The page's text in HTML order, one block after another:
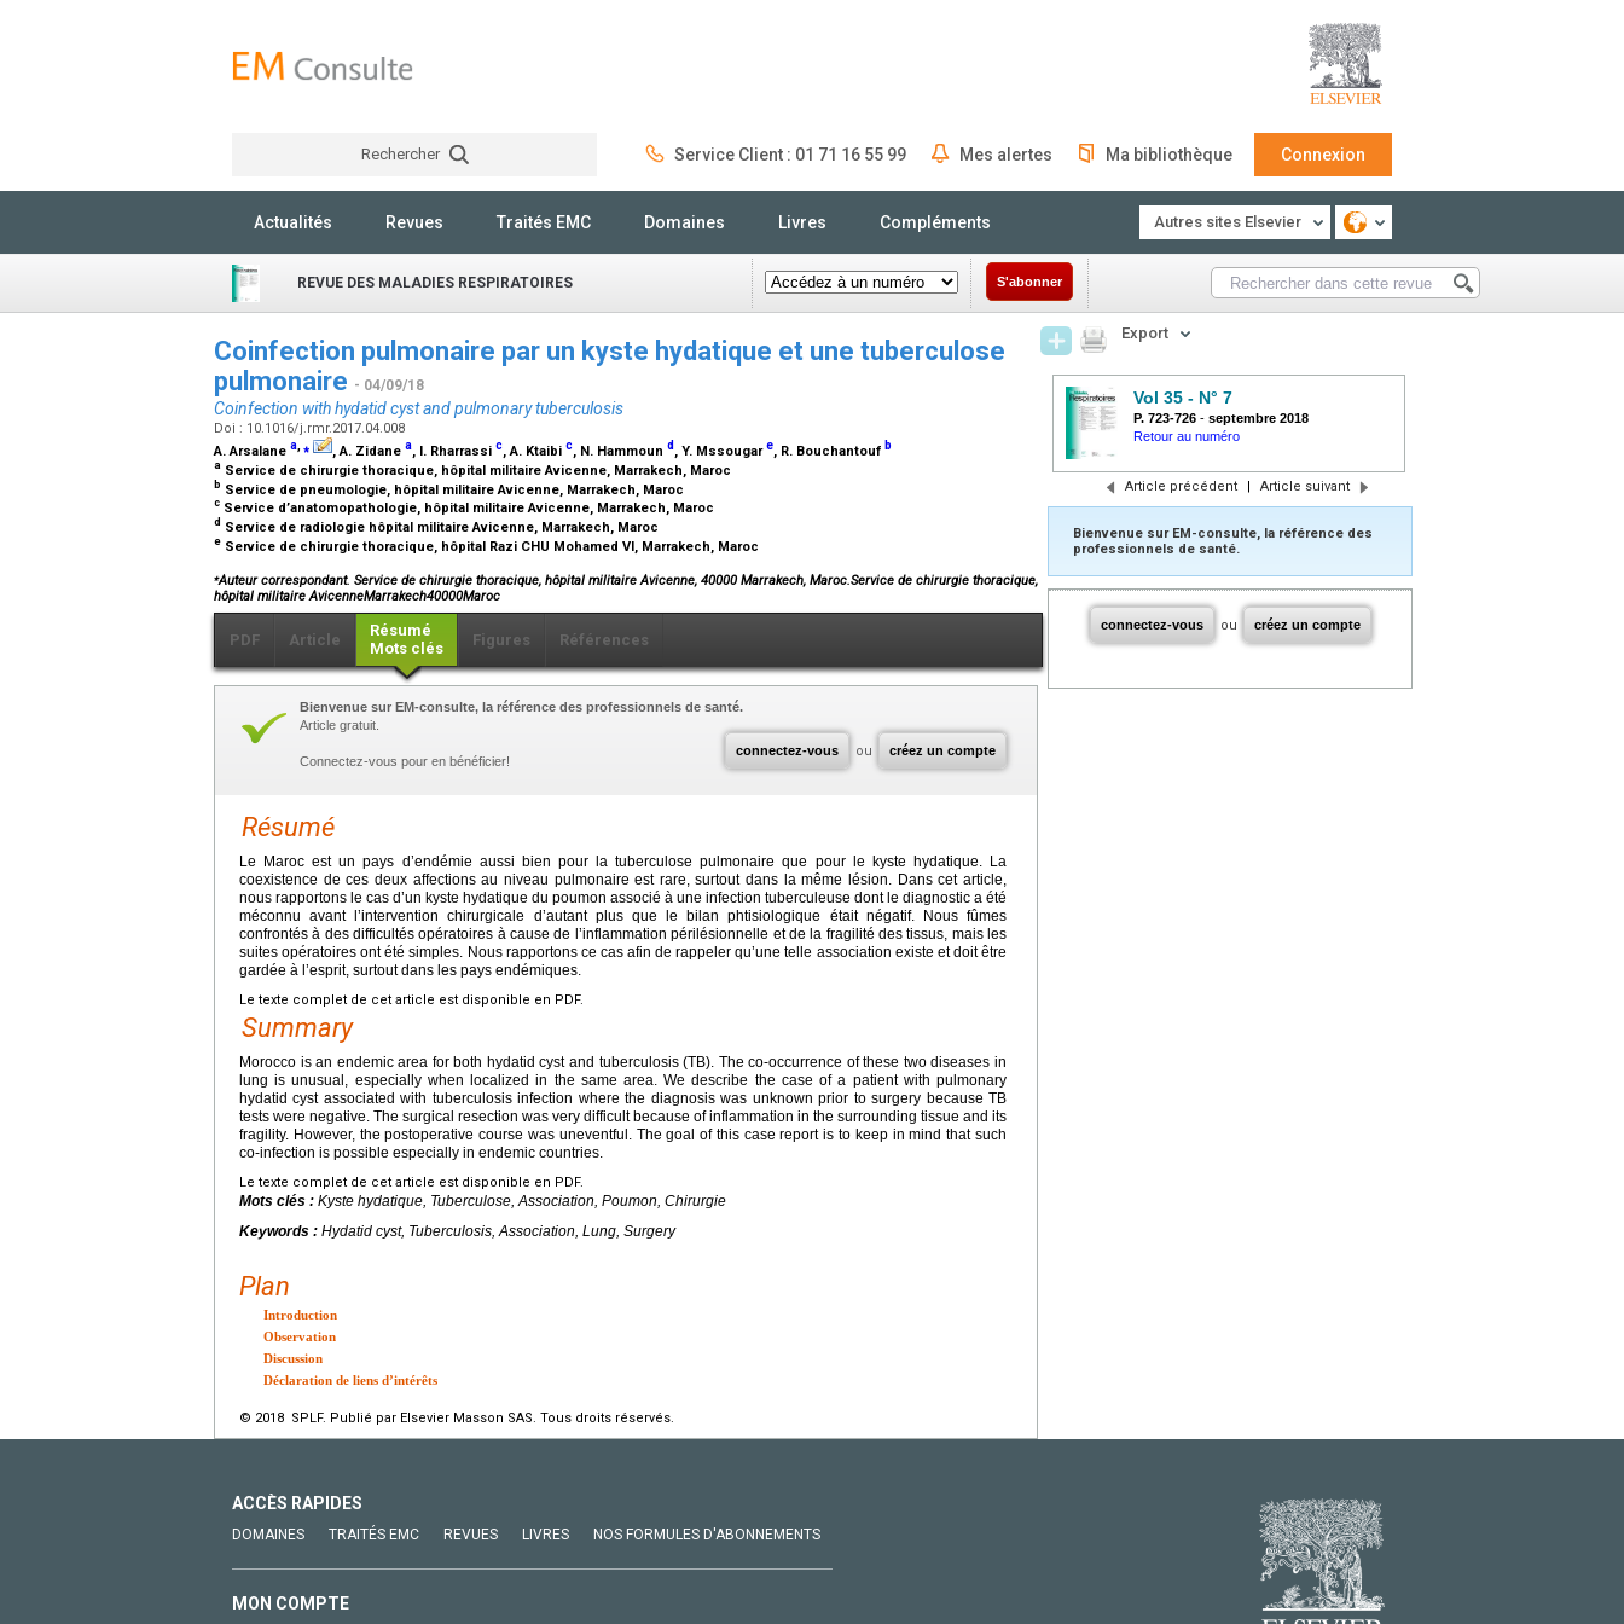
Rechercher Service Client : 01 71 16 55 99 Mes alertes Ma bibliothèque Connexion
Actualités Revues Traités EMC Domaines Livres Compléments Autres sites Elsevier
REVUE DES MALADIES RESPIRATOIRES S'abonner
Coinfection pulmonaire par un kyste hydatique et une tuberculose
pulmonaire - 04/09/18
Coinfection with hydatid cyst and pulmonary tuberculosis
Doi : 10.1016/j.rmr.2017.04.008
A. Arsalane a,⁎ , A. Zidane a, I. Rharrassi c, A. Ktaibi c, N. Hammoun d , Y. Mssougare, R. Bouchantouf b
a Service de chirurgie thoracique, hôpital militaire Avicenne, Marrakech, Maroc
b Service de pneumologie, hôpital militaire Avicenne, Marrakech, Maroc
c Service d’anatomopathologie, hôpital militaire Avicenne, Marrakech, Maroc
d Service de radiologie hôpital militaire Avicenne, Marrakech, Maroc
e Service de chirurgie thoracique, hôpital Razi CHU Mohamed VI, Marrakech, Maroc
⁎Auteur correspondant. Service de chirurgie thoracique, hôpital militaire Avicenne, 40000 Marrakech, Maroc.Service de chirurgie thoracique,
hôpital militaire AvicenneMarrakech40000Maroc
PDF Article
Résumé
Mots clés
Figures Références
connectez-vous ou créez un compte
Bienvenue sur EM-consulte, la référence des professionnels de santé.
Article gratuit.
Connectez-vous pour en bénéficier!
Résumé
Le Maroc est un pays d’endémie aussi bien pour la tuberculose pulmonaire que pour le kyste hydatique. La
coexistence de ces deux affections au niveau pulmonaire est rare, surtout dans la même lésion. Dans cet article,
nous rapportons le cas d’un kyste hydatique du poumon associé à une infection tuberculeuse dont le diagnostic a été
méconnu avant l’intervention chirurgicale d’autant plus que le bilan phtisiologique était négatif. Nous fûmes
confrontés à des difficultés opératoires à cause de l’inflammation périlésionnelle et de la fragilité des tissus, mais les
suites opératoires ont été simples. Nous rapportons ce cas afin de rappeler qu’une telle association existe et doit être
gardée à l’esprit, surtout dans les pays endémiques.
Le texte complet de cet article est disponible en PDF.
Summary
Morocco is an endemic area for both hydatid cyst and tuberculosis (TB). The co-occurrence of these two diseases in
lung is unusual, especially when localized in the same area. We describe the case of a patient with pulmonary
hydatid cyst associated with tuberculosis infection where the diagnosis was unknown prior to surgery because TB
tests were negative. The surgical resection was very difficult because of inflammation in the surrounding tissue and its
fragility. However, the postoperative course was uneventful. The goal of this case report is to keep in mind that such
co-infection is possible especially in endemic countries.
Le texte complet de cet article est disponible en PDF.
Mots clés : Kyste hydatique, Tuberculose, Association, Poumon, Chirurgie
Keywords : Hydatid cyst, Tuberculosis, Association, Lung, Surgery
Plan
Introduction
Observation
Discussion
Déclaration de liens d’intérêts
© 2018 SPLF. Publié par Elsevier Masson SAS. Tous droits réservés.
Export
Vol 35 - N° 7
P. 723-726 - septembre 2018
Retour au numéro
Article précédent | Article suivant
Bienvenue sur EM-consulte, la référence des
professionnels de santé.
connectez-vous ou créez un compte
ACCÈS RAPIDES
DOMAINES TRAITÉS EMC REVUES LIVRES NOS FORMULES D'ABONNEMENTS
MON COMPTE